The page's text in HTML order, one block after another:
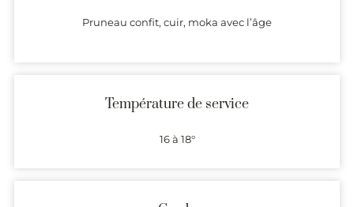
Pruneau confit, cuir, moka avec l’âge
Température de service
16 à 18°